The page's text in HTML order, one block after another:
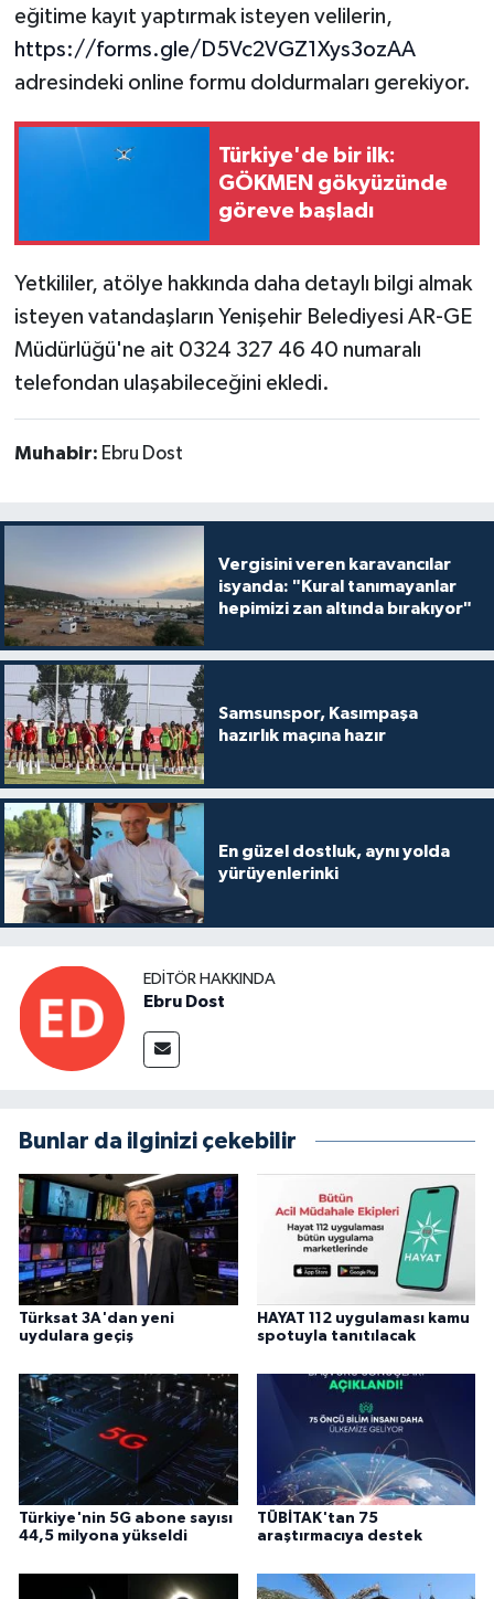
eğitime kayıt yaptırmak isteyen velilerin,
https://forms.gle/D5Vc2VGZ1Xys3ozAA
adresindeki online formu doldurmaları gerekiyor.
Türkiye'de bir ilk:
GÖKMEN gökyüzünde
göreve başladı
Yetkililer, atölye hakkında daha detaylı bilgi almak
isteyen vatandaşların Yenişehir Belediyesi AR-GE
Müdürlüğü'ne ait 0324 327 46 40 numaralı
telefondan ulaşabileceğini ekledi.
Muhabir: Ebru Dost
Vergisini veren karavancılar
isyanda: "Kural tanımayanlar
hepimizi zan altında bırakıyor"
Samsunspor, Kasımpaşa
hazırlık maçına hazır
En güzel dostluk, aynı yolda
yürüyenlerinki
EDITÖR HAKKINDA
Ebru Dost
Bunlar da ilginizi çekebilir
Türksat 3A'dan yeni
uydulara geçiş
HAYAT 112 uygulaması kamu
spotuyla tanıtılacak
Türkiye'nin 5G abone sayısı
44,5 milyona yükseldi
TÜBİTAK'tan 75
araştırmacıya destek